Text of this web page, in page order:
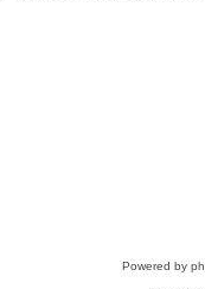
Powered by